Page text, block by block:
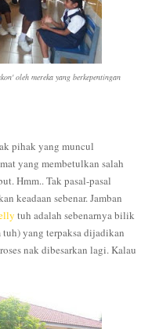
oleh mereka yang berkepentingan
pihak yang muncul
yang membetulkan salah
Hmm.. Tak pasal-pasal
keadaan sebenar. Jamban
tuh adalah sebenarnya bilik
yang terpaksa dijadikan
nak dibesarkan lagi. Kalau